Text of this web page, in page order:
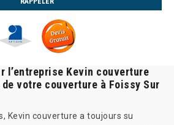
l’entreprise Kevin couverture
votre couverture à Foissy Sur
Kevin couverture a toujours su